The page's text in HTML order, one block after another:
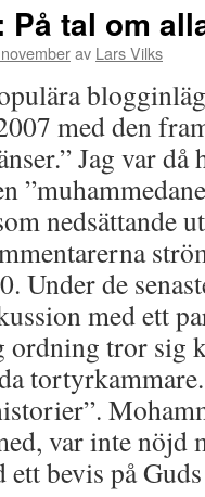
På tal om
av Lars Vilks
med den
Jag var
nedsättande
Under de
med ett
ordning tror sig
var inte nöjd
ett bevis på